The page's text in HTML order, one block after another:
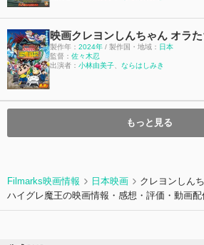
映画クレヨンしんちゃん オラ
製作年： 2024年 / 製作国・地域： 日本
監督： 佐々木忍
出演者： 小林由美子 ならはしみき
もっと見る
Filmarks映画情報 日本映画
クレヨンしん
ハイグレ魔王の映画情報・感想・評価・動画配